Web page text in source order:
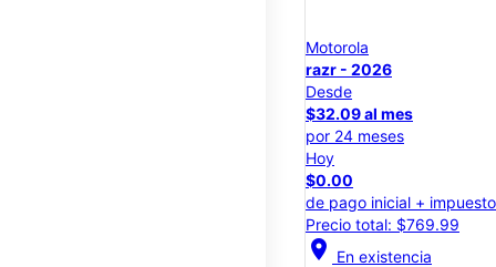
Motorola
razr - 2026
Desde
$32.09 al mes
por 24 meses
Hoy
$0.00
de pago inicial +
Precio total: $769.99
location_on En existencia